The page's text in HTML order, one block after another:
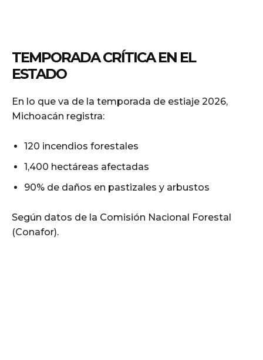
TEMPORADA CRÍTICA EN EL
ESTADO
En lo que va de la temporada de estiaje 2026,
Michoacán registra:
120 incendios forestales
1,400 hectáreas afectadas
90% de daños en pastizales y arbustos
Según datos de la Comisión Nacional Forestal
(Conafor).